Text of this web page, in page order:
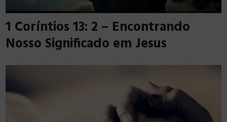
1 Coríntios 13: 2 – Encontrando
Nosso Significado em Jesus